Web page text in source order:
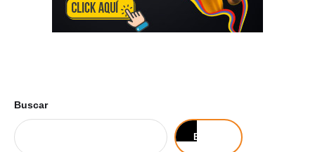
Buscar
Buscar